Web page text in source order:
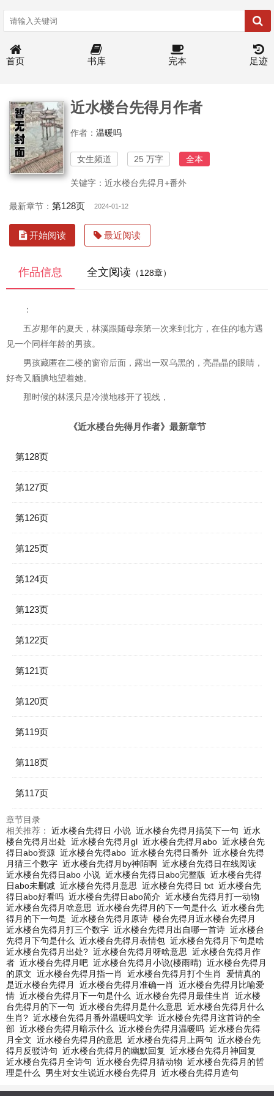
首页 书库 完本 足迹
近水楼台先得月作者
作者： 温暖吗
女生频道 25 万字 全本
关键字：近水楼台先得月+番外
最新章节： 第128页 2024-01-12
开始阅读 最近阅读
作品信息 全文阅读 （128章）
：
五岁那年的夏天，林溪跟随母亲第一次来到北方，在住的地方遇
见一个同样年龄的男孩。
男孩藏匿在二楼的窗帘后面，露出一双乌黑的，亮晶晶的眼睛，
好奇又腼腆地望着她。
那时候的林溪只是冷漠地移开了视线，
《近水楼台先得月作者》最新章节
第128页
第127页
第126页
第125页
第124页
第123页
第122页
第121页
第120页
第119页
第118页
第117页
章节目录
相关推荐： 近水楼台先得日 小说 近水楼台先得月搞笑下一句 近水
楼台先得月出处 近水楼台先得月gl 近水楼台先得月abo 近水楼台先
得日abo资源 近水楼台先得abo 近水楼台先得日番外 近水楼台先得
月猜三个数字 近水楼台先得月by神陌啊 近水楼台先得日在线阅读
近水楼台先得日abo 小说 近水楼台先得日abo完整版 近水楼台先得
日abo未删减 近水楼台先得月意思 近水楼台先得日 txt 近水楼台先
得日abo好看吗 近水楼台先得日abo简介 近水楼台先得月打一动物
近水楼台先得月啥意思 近水楼台先得月的下一句是什么
近水楼台先
得月的下一句是 近水楼台先得月原诗 楼台先得月近水楼台先得月
近水楼台先得月打三个数字 近水楼台先得月出自哪一首诗 近水楼台
先得月下句是什么
近水楼台先得月表情包 近水楼台先得月下句是啥
近水楼台先得月出处? 近水楼台先得月呀啥意思 近水楼台先得月作
者 近水楼台先得月吧 近水楼台先得月小说(楼雨晴) 近水楼台先得月
的原文 近水楼台先得月指一肖 近水楼台先得月打个生肖
爱情真的
是近水楼台先得月
近水楼台先得月准确一肖
近水楼台先得月比喻爱
情 近水楼台先得月下一句是什么 近水楼台先得月最佳生肖
近水楼
台先得月的下一句 近水楼台先得月是什么意思 近水楼台先得月什么
生肖? 近水楼台先得月番外温暖吗文学 近水楼台先得月这首诗的全
部 近水楼台先得月暗示什么 近水楼台先得月温暖吗 近水楼台先得
月全文 近水楼台先得月的意思 近水楼台先得月上两句 近水楼台先
得月反驳诗句 近水楼台先得月的幽默回复
近水楼台先得月神回复
近水楼台先得月全诗句 近水楼台先得月猜动物 近水楼台先得月的哲
理是什么
男生对女生说近水楼台先得月 近水楼台先得月造句